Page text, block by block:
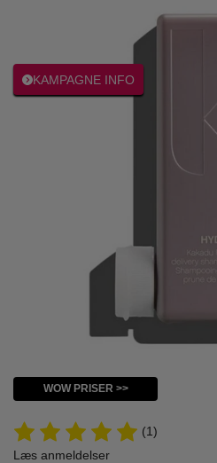
KAMPAGNE INFO
WOW PRISER >>
(1)
Læs anmeldelser